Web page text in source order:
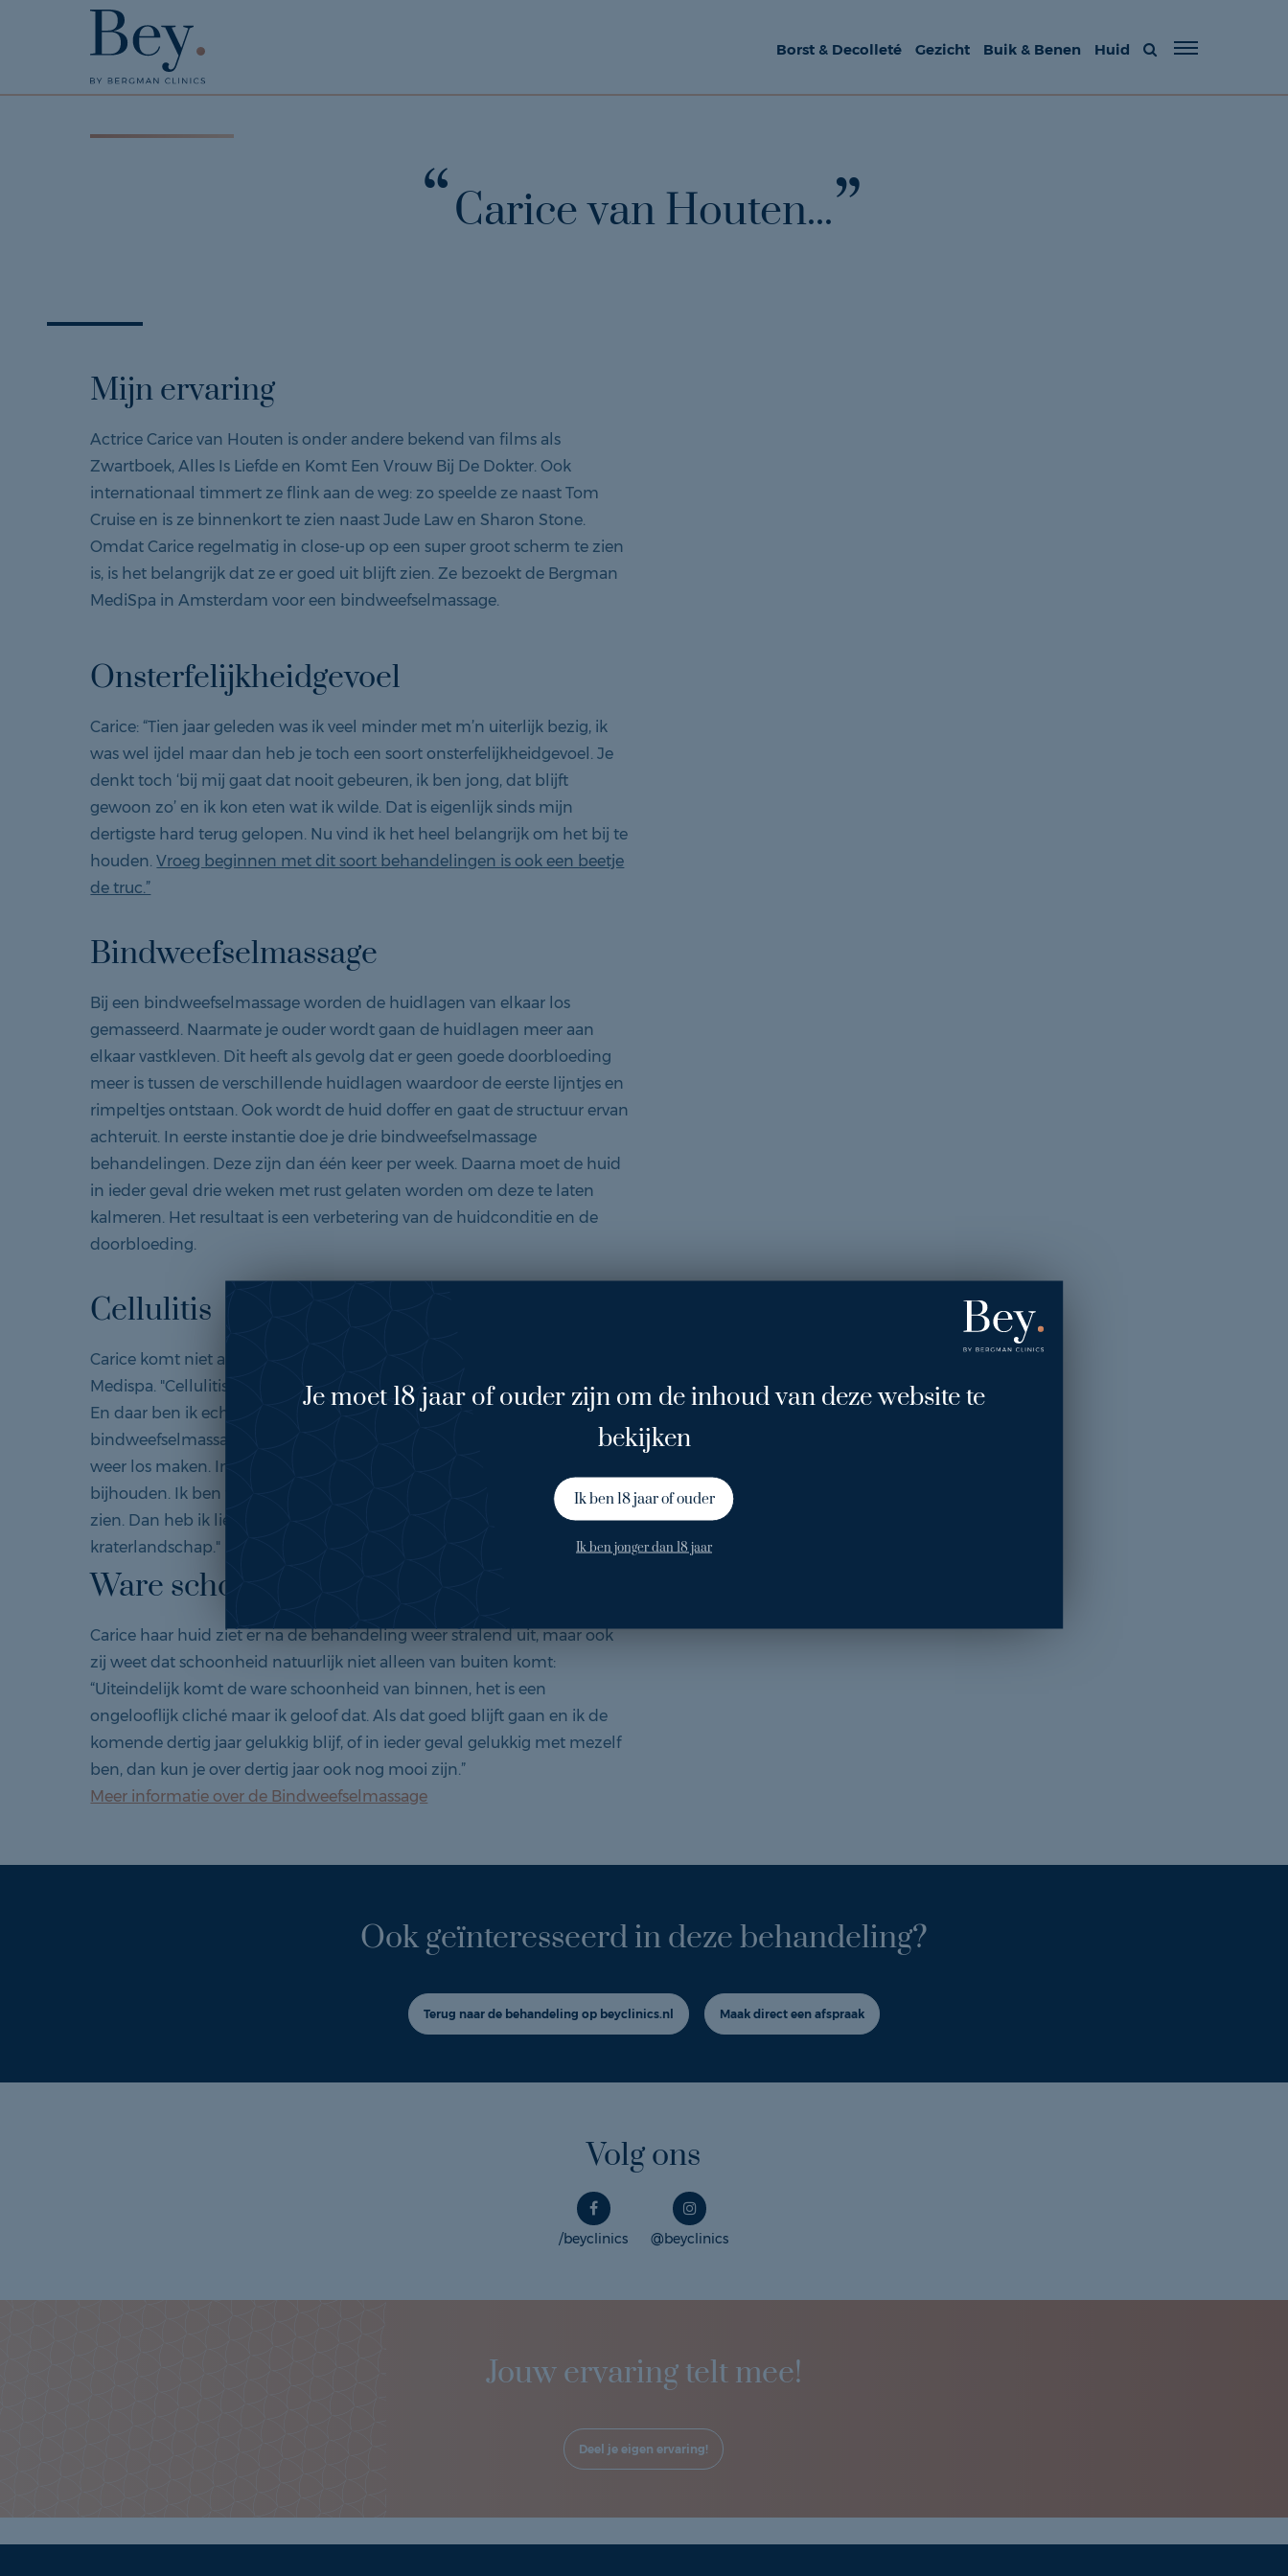
Je moet 18 jaar of ouder zijn om de inhoud van deze website te
bekijken
Ik ben 18 jaar of ouder
Ik ben jonger dan 18 jaar
Borst & Decolleté Gezicht Buik & Benen Huid
Carice van Houten...
Mijn ervaring
Actrice Carice van Houten is onder andere bekend van films als
Zwartboek, Alles Is Liefde en Komt Een Vrouw Bij De Dokter. Ook
internationaal timmert ze flink aan de weg: zo speelde ze naast Tom
Cruise en is ze binnenkort te zien naast Jude Law en Sharon Stone.
Omdat Carice regelmatig in close-up op een super groot scherm te zien
is, is het belangrijk dat ze er goed uit blijft zien. Ze bezoekt de Bergman
MediSpa in Amsterdam voor een bindweefselmassage.
Onsterfelijkheidgevoel
Carice: “Tien jaar geleden was ik veel minder met m’n uiterlijk bezig, ik
was wel ijdel maar dan heb je toch een soort onsterfelijkheidgevoel. Je
denkt toch ‘bij mij gaat dat nooit gebeuren, ik ben jong, dat blijft
gewoon zo’ en ik kon eten wat ik wilde. Dat is eigenlijk sinds mijn
dertigste hard terug gelopen. Nu vind ik het heel belangrijk om het bij te
houden.Vroeg beginnen met dit soort behandelingen is ook een beetje
de truc.”
Bindweefselmassage
Bij een bindweefselmassage worden de huidlagen van elkaar los
gemasseerd. Naarmate je ouder wordt gaan de huidlagen meer aan
elkaar vastkleven. Dit heeft als gevolg dat er geen goede doorbloeding
meer is tussen de verschillende huidlagen waardoor de eerste lijntjes en
rimpeltjes ontstaan. Ook wordt de huid doffer en gaat de structuur ervan
achteruit. In eerste instantie doe je drie bindweefselmassage
behandelingen. Deze zijn dan één keer per week. Daarna moet de huid
in ieder geval drie weken met rust gelaten worden om deze te laten
kalmeren. Het resultaat is een verbetering van de huidconditie en de
doorbloeding.
Cellulitis
Carice komt niet alleen voor haar gezicht naar de Bergman
Medispa. "Cellulitis is een onderwerp dat vaak terug komt in mijn leven.
En daar ben ik echt niet blij mee. Maar daar neem ik hier ook
bindweefselmassages voor. Dan gaan ze alles heel diep van binnen
weer los maken. In principe komt het wel terug, dus je moet het wel
bijhouden. Ik ben toch met mijn blote billen op 4 bij 4 in de bioscoop te
zien. Dan heb ik liever dat het een heel klein maantje is dan een enorm
kraterlandschap."
Ware schoonheid
Carice haar huid ziet er na de behandeling weer stralend uit, maar ook
zij weet dat schoonheid natuurlijk niet alleen van buiten komt:
“Uiteindelijk komt de ware schoonheid van binnen, het is een
ongelooflijk cliché maar ik geloof dat. Als dat goed blijft gaan en ik de
komende dertig jaar gelukkig blijf, of in ieder geval gelukkig met mezelf
ben, dan kun je over dertig jaar ook nog mooi zijn.”
Meer informatie over de Bindweefselmassage
Ook geïnteresseerd in deze behandeling?
Terug naar de behandeling op beyclinics.nl Maak direct een afspraak
Volg ons
/beyclinics @beyclinics
Jouw ervaring telt mee!
Deel je eigen ervaring!